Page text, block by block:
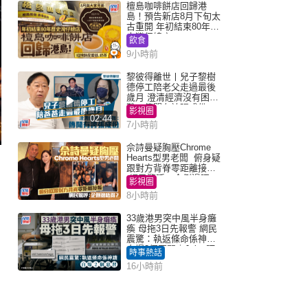
檀島咖啡餅店回歸港
島！預告新店8月下旬太
古重開 年初結束80年歷
史灣仔總店
飲食
9小時前
02:44
黎彼得離世丨兒子黎樹
德停工陪老父走過最後
歲月 澄清經濟沒有困
難：傳聞有誇張成份
影視圈
7小時前
佘詩曼疑胸壓Chrome
Hearts型男老闆 俯身疑
跟對方背脊零距離接觸
網民驚呼：企側邊唔
得？
影視圈
8小時前
33歲港男突中風半身癱
瘓 母拖3日先報警 網民
震驚：執返條命係神蹟
自爆2個惡習｜Juicy叮
時事熱話
16小時前